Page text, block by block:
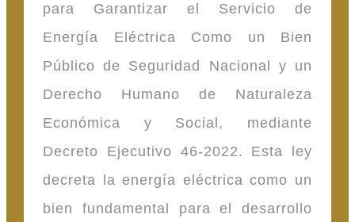
para Garantizar el Servicio de
Energía Eléctrica Como un Bien
Público de Seguridad Nacional y un
Derecho Humano de Naturaleza
Económica y Social, mediante
Decreto Ejecutivo 46-2022. Esta ley
decreta la energía eléctrica como un
bien fundamental para el desarrollo